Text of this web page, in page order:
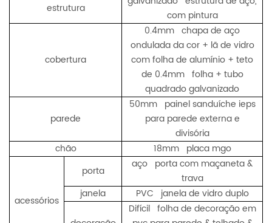
estrutura
com pintura
cobertura
0.4mm chapa de aço
ondulada da cor + lã de vidro
com folha de alumínio + teto
de 0.4mm folha + tubo
quadrado galvanizado
parede
50mm painel sanduíche ieps
para parede externa e
divisória
chão
18mm placa mgo
acessórios
porta
aço porta com maçaneta &
trava
janela
PVC janela de vidro duplo
Difícil folha de decoração em